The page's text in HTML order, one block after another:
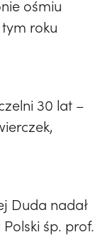
ośmiu
roku
30 lat –
Duda nadał
śp. prof.